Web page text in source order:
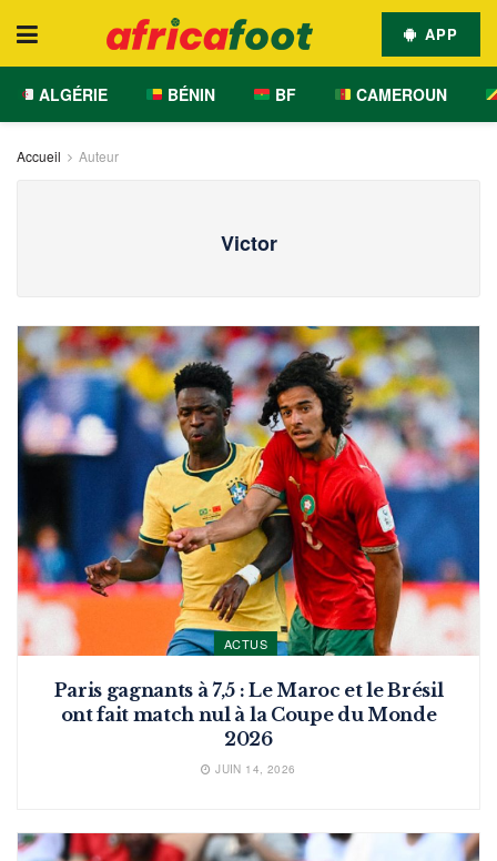
APP
ALGÉRIE BÉNIN BF CAMEROUN
Accueil Auteur
Victor
ACTUS
Paris gagnants à 7,5 : Le Maroc et le Brésil
ont fait match nul à la Coupe du Monde
2026
JUIN 14, 2026